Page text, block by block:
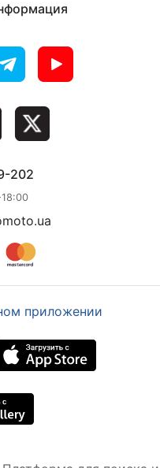
202
приложении